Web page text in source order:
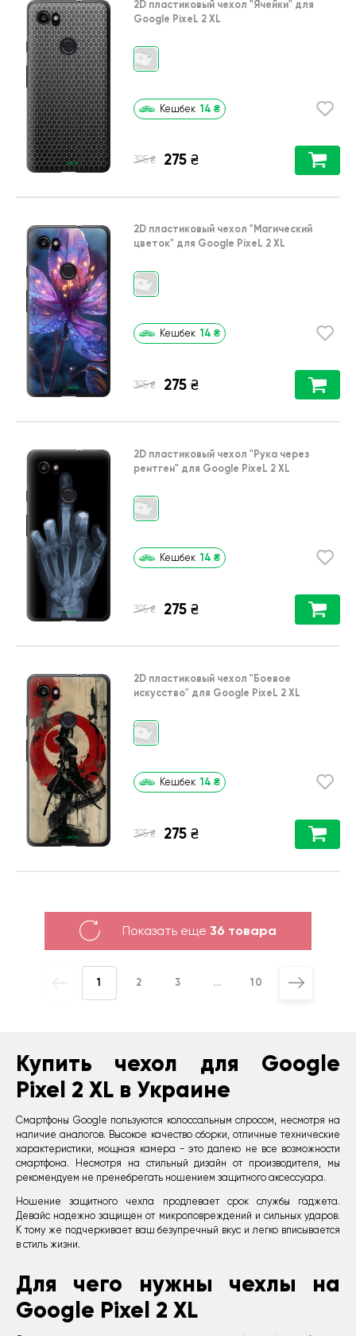
Купить чехол для Google
Pixel 2 XL в Украине
Смартфоны Google пользуются колоссальным спросом, несмотря на
наличие аналогов. Высокое качество сборки, отличные технические
характеристики, мощная камера - это далеко не все возможности
смартфона. Несмотря на стильный дизайн от производителя, мы
рекомендуем не пренебрегать ношением защитного аксессуара.
Ношение защитного чехла продлевает срок службы гаджета.
Девайс надежно защищен от микроповреждений и сильных ударов.
К тому же подчеркивает ваш безупречный вкус и легко вписывается
в стиль жизни.
Для чего нужны чехлы на
Google Pixel 2 XL
2D пластиковый чехол "Ячейки" для
Google PixeL 2 XL
Кешбек 14 ₴
395 ₴ 275 ₴
2D пластиковый чехол "Магический
цветок" для Google PixeL 2 XL
Кешбек 14 ₴
395 ₴ 275 ₴
2D пластиковый чехол "Рука через
рентген" для Google PixeL 2 XL
Кешбек 14 ₴
395 ₴ 275 ₴
2D пластиковый чехол "Боевое
искусство" для Google PixeL 2 XL
Кешбек 14 ₴
395 ₴ 275 ₴
Показать еще 36 товара
1 2 3 ... 10